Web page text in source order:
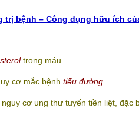
trị bệnh – Công dụng hữu ích
trong máu.
cơ mắc bệnh tiểu đường
cơ ung thư tuyến tiền liệt, đặc